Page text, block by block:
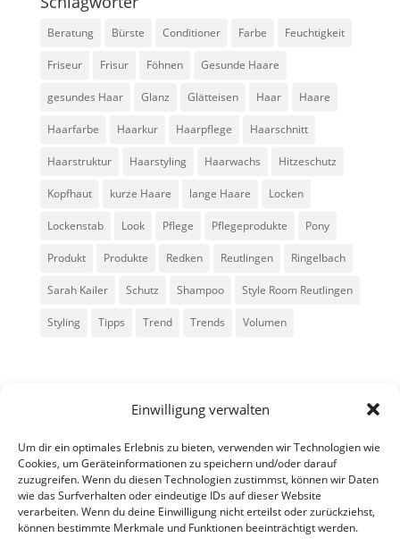
Einwilligung verwalten
Um dir ein optimales Erlebnis zu bieten, verwenden wir Technologien wie
Cookies, um Geräteinformationen zu speichern und/oder darauf
zuzugreifen. Wenn du diesen Technologien zustimmst, können wir Daten
wie das Surfverhalten oder eindeutige IDs auf dieser Website
verarbeiten. Wenn du deine Einwilligung nicht erteilst oder zurückziehst,
können bestimmte Merkmale und Funktionen beeinträchtigt werden.
Beratung Bürste Conditioner Farbe Feuchtigkeit
Friseur Frisur Föhnen Gesunde Haare
gesundes Haar Glanz Glätteisen Haar Haare
Haarfarbe Haarkur Haarpflege Haarschnitt
Haarstruktur Haarstyling Haarwachs Hitzeschutz
Kopfhaut kurze Haare lange Haare Locken
Lockenstab Look Pflege Pflegeprodukte Pony
Produkt Produkte Redken Reutlingen Ringelbach
Sarah Kailer Schutz Shampoo Style Room Reutlingen
Styling Tipps Trend Trends Volumen
Alle Rechte vorbehalten - Sarah Kailer